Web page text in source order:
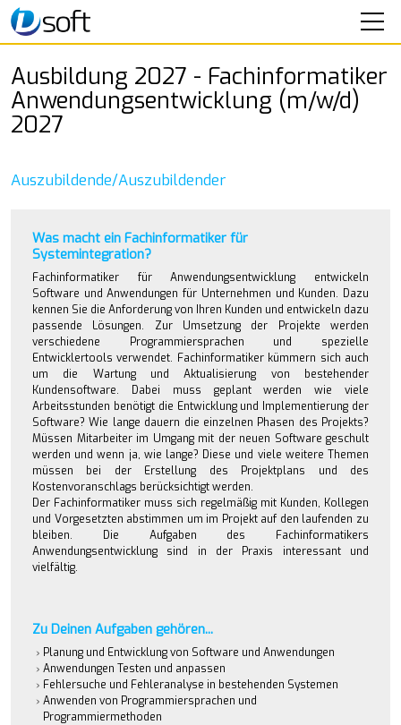
SOFTWARE
SEMINARE
UNTERNEHMEN
KONTAKT
Ausbildung 2027 - Fachinformatiker
Anwendungsentwicklung (m/w/d)
2027
Auszubildende/Auszubildender
Was macht ein Fachinformatiker für
Systemintegration?
Fachinformatiker für Anwendungsentwicklung entwickeln
Software und Anwendungen für Unternehmen und Kunden. Dazu
kennen Sie die Anforderung von Ihren Kunden und entwickeln dazu
passende Lösungen. Zur Umsetzung der Projekte werden
verschiedene Programmiersprachen und spezielle
Entwicklertools verwendet. Fachinformatiker kümmern sich auch
um die Wartung und Aktualisierung von bestehender
Kundensoftware. Dabei muss geplant werden wie viele
Arbeitsstunden benötigt die Entwicklung und Implementierung der
Software? Wie lange dauern die einzelnen Phasen des Projekts?
Müssen Mitarbeiter im Umgang mit der neuen Software geschult
werden und wenn ja, wie lange? Diese und viele weitere Themen
müssen bei der Erstellung des Projektplans und des
Kostenvoranschlags berücksichtigt werden.
Der Fachinformatiker muss sich regelmäßig mit Kunden, Kollegen
und Vorgesetzten abstimmen um im Projekt auf den laufenden zu
bleiben. Die Aufgaben des Fachinformatikers
Anwendungsentwicklung sind in der Praxis interessant und
vielfältig.
Zu Deinen Aufgaben gehören...
Planung und Entwicklung von Software und Anwendungen
Anwendungen Testen und anpassen
Fehlersuche und Fehleranalyse in bestehenden Systemen
Anwenden von Programmiersprachen und
Programmiermethoden